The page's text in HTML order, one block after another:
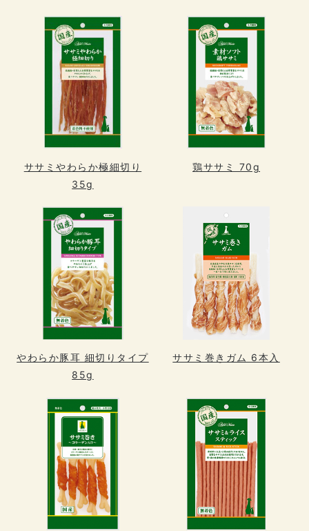
ササミやわらか極細切り
35g
鶏ササミ 70g
やわらか豚耳 細切りタイプ
85g
ササミ巻きガム 6本入